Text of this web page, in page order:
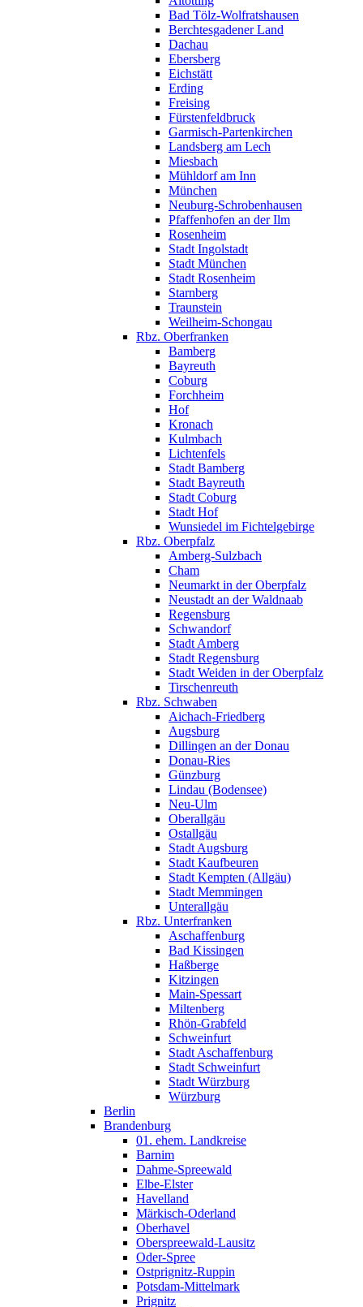
Bad Tölz-Wolfratshausen
Berchtesgadener Land
Dachau
Ebersberg
Eichstätt
Erding
Freising
Fürstenfeldbruck
Garmisch-Partenkirchen
Landsberg am Lech
Miesbach
Mühldorf am Inn
München
Neuburg-Schrobenhausen
Pfaffenhofen an der Ilm
Rosenheim
Stadt Ingolstadt
Stadt München
Stadt Rosenheim
Starnberg
Traunstein
Weilheim-Schongau
Rbz. Oberfranken
Bamberg
Bayreuth
Coburg
Forchheim
Hof
Kronach
Kulmbach
Lichtenfels
Stadt Bamberg
Stadt Bayreuth
Stadt Coburg
Stadt Hof
Wunsiedel im Fichtelgebirge
Rbz. Oberpfalz
Amberg-Sulzbach
Cham
Neumarkt in der Oberpfalz
Neustadt an der Waldnaab
Regensburg
Schwandorf
Stadt Amberg
Stadt Regensburg
Stadt Weiden in der Oberpfalz
Tirschenreuth
Rbz. Schwaben
Aichach-Friedberg
Augsburg
Dillingen an der Donau
Donau-Ries
Günzburg
Lindau (Bodensee)
Neu-Ulm
Oberallgäu
Ostallgäu
Stadt Augsburg
Stadt Kaufbeuren
Stadt Kempten (Allgäu)
Stadt Memmingen
Unterallgäu
Rbz. Unterfranken
Aschaffenburg
Bad Kissingen
Haßberge
Kitzingen
Main-Spessart
Miltenberg
Rhön-Grabfeld
Schweinfurt
Stadt Aschaffenburg
Stadt Schweinfurt
Stadt Würzburg
Würzburg
Berlin
Brandenburg
01. ehem. Landkreise
Barnim
Dahme-Spreewald
Elbe-Elster
Havelland
Märkisch-Oderland
Oberhavel
Oberspreewald-Lausitz
Oder-Spree
Ostprignitz-Ruppin
Potsdam-Mittelmark
Prignitz